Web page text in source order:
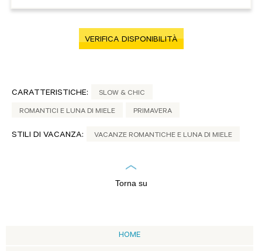
VERIFICA DISPONIBILITÀ
CARATTERISTICHE: SLOW & CHIC
ROMANTICI E LUNA DI MIELE PRIMAVERA
STILI DI VACANZA: VACANZE ROMANTICHE E LUNA DI MIELE
Torna su
HOME